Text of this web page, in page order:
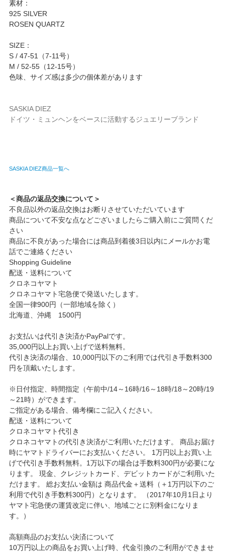
素材：
925 SILVER
ROSEN QUARTZ
SIZE：
S / 47-51（7-11号）
M / 52-55（12-15号）
色味、サイズ感は多少の個体差があります
SASKIA DIEZ
ドイツ・ミュンヘンをベースに活動するジュエリーブランド
SASKIA DIEZ商品一覧へ
＜商品の返品交換について＞
不良品以外の返品交換はお断りさせていただいています
商品について不安な点などございましたらご購入前にご質問くだ
さい
商品に不良があった場合には商品到着後3日以内にメールかお電
話でご連絡ください
Shopping Guideline
配送・送料について
クロネコヤマト
クロネコヤマト宅急便で発送いたします。
全国一律900円（一部地域を除く）
北海道、沖縄 1500円
お支払いは代引き決済かPayPalです。
35,000円以上お買い上げで送料無料。
代引き決済の場合、10,000円以下のご利用では代引き手数料300
円を頂戴いたします。
※日付指定、時間指定（午前中/14～16時/16～18時/18～20時/19
～21時）ができます。
ご指定がある場合、備考欄にご記入ください。
配送・送料について
クロネコヤマト代引き
クロネコヤマトの代引き決済がご利用いただけます。 商品お届け
時にヤマトドライバーにお支払いください。 1万円以上お買い上
げで代引き手数料無料。1万以下の場合は手数料300円が必要にな
ります。 現金、クレジットカード、デビットカードがご利用いた
だけます。 総お支払い金額は 商品代金＋送料（＋1万円以下のご
利用で代引き手数料300円）となります。 （2017年10月1日より
ヤマト宅急便の運賃改定に伴い、地域ごとに別料金になりま
す。）
高額商品のお支払い決済について
10万円以上の商品をお買い上げ時、代金引換のご利用ができませ